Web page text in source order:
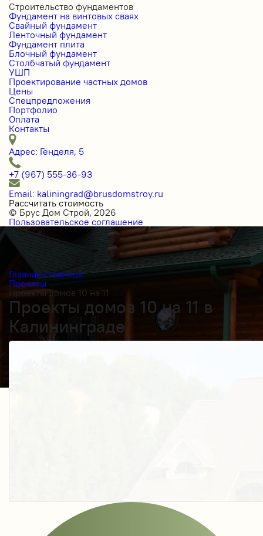
Строительство фундаментов
Фундамент на винтовых сваях
Свайный фундамент
Ленточный фундамент
Фундамент плита
Блочный фундамент
Столбчатый фундамент
УШП
Проектирование частных домов
Цены
Спецпредложения
Портфолио
Оплата
Контакты
Адрес: Генделя, 5
+7 (967) 555-36-93
Email: kaliningrad@brusdomstroy.ru
Рассчитать стоимость
© Брус Дом Строй, 2026
Пользовательское соглашение
Главная страница
Проекты
Проекты домов 10 на 11
Проекты домов 10 на 11 в
Калининграде
Получить косультацию